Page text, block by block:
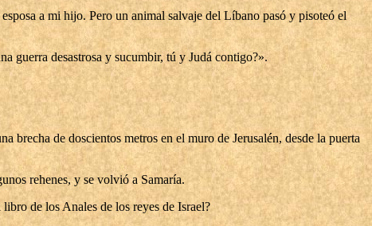
a mi hijo. Pero un animal salvaje del Líbano pasó y pisoteó el
guerra desastrosa y sucumbir, tú y Judá contigo?».
brecha de doscientos metros en el muro de Jerusalén, desde la puerta
rehenes, y se volvió a Samaría.
de los Anales de los reyes de Israel?